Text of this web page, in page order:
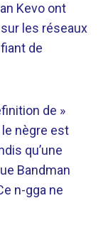
Kevo ont
les réseaux
de
de »
le nègre est
qu’une
Bandman
n-gga ne